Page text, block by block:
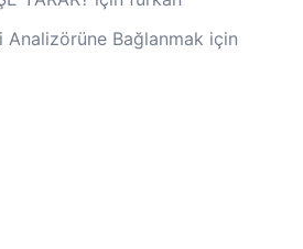
Analizörüne Bağlanmak için